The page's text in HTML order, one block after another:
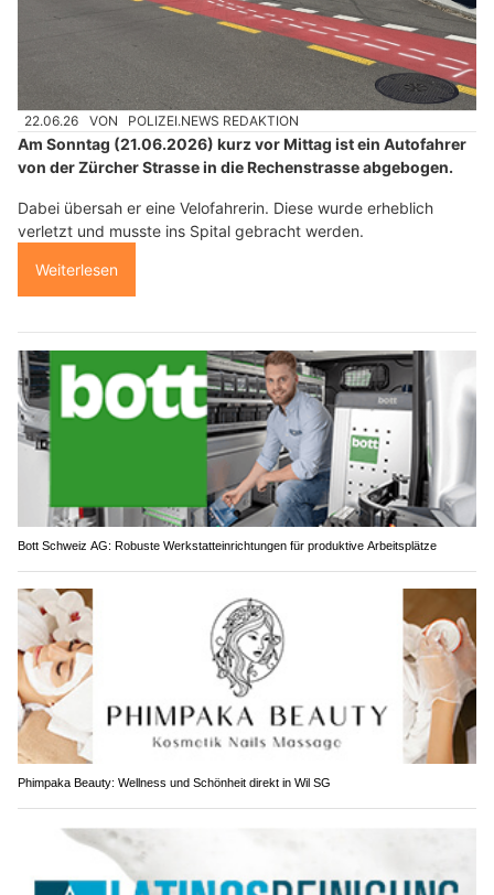
22.06.26 VON POLIZEI.NEWS REDAKTION
Am Sonntag (21.06.2026) kurz vor Mittag ist ein Autofahrer
von der Zürcher Strasse in die Rechenstrasse abgebogen.
Dabei übersah er eine Velofahrerin. Diese wurde erheblich
verletzt und musste ins Spital gebracht werden.
Weiterlesen
Bott Schweiz AG: Robuste Werkstatteinrichtungen für produktive Arbeitsplätze
Phimpaka Beauty: Wellness und Schönheit direkt in Wil SG